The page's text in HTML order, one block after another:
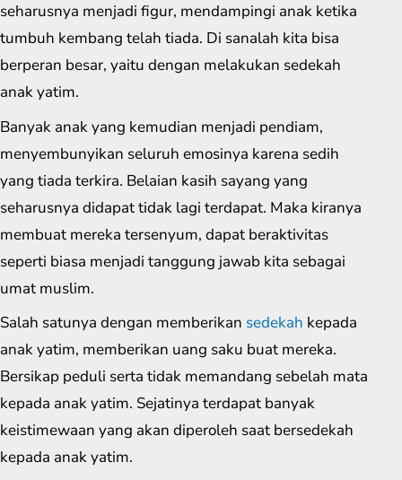
seharusnya menjadi figur, mendampingi anak ketika
tumbuh kembang telah tiada. Di sanalah kita bisa
berperan besar, yaitu dengan melakukan sedekah
anak yatim.
Banyak anak yang kemudian menjadi pendiam,
menyembunyikan seluruh emosinya karena sedih
yang tiada terkira. Belaian kasih sayang yang
seharusnya didapat tidak lagi terdapat. Maka kiranya
membuat mereka tersenyum, dapat beraktivitas
seperti biasa menjadi tanggung jawab kita sebagai
umat muslim.
Salah satunya dengan memberikan sedekah kepada
anak yatim, memberikan uang saku buat mereka.
Bersikap peduli serta tidak memandang sebelah mata
kepada anak yatim. Sejatinya terdapat banyak
keistimewaan yang akan diperoleh saat bersedekah
kepada anak yatim.